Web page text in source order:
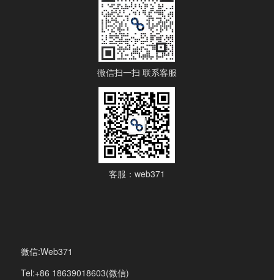
微信扫一扫 联系客服
客服：web371
微信:Web371
Tel:+86 18639018603(微信)